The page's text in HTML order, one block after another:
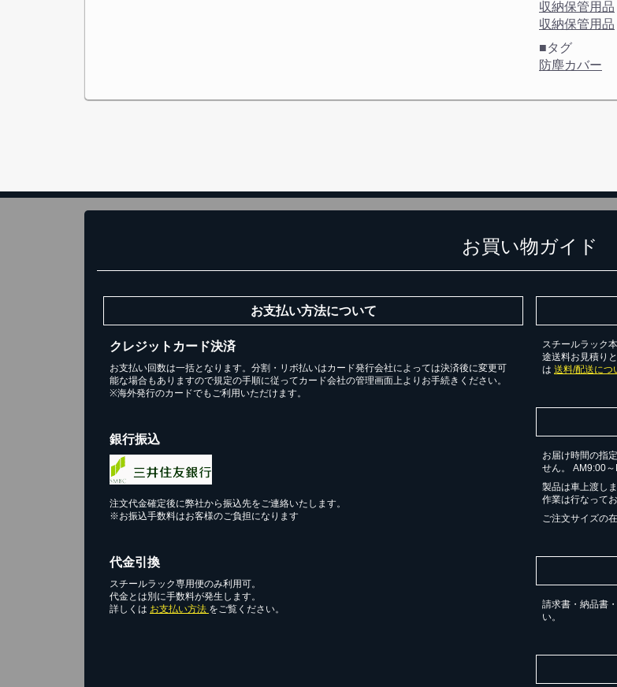
収納保管用品
収納保管用品
■タグ
防塵カバー
お買い物ガイド
お支払い方法について
クレジットカード決済
お支払い回数は一括となります。分割・リボ払いはカード発行会社によっては決済後に変更可
能な場合もありますので規定の手順に従ってカード会社の管理画面上よりお手続きください。
※海外発行のカードでもご利用いただけます。
銀行振込
注文代金確定後に弊社から振込先をご連絡いたします。
※お振込手数料はお客様のご負担になります
代金引換
スチールラック専用便のみ利用可。
代金とは別に手数料が発生します。
詳しくは お支払い方法 をご覧ください。
スチールラック
途送料お見積り
は 送料/配送につ
お届け時間の指
せん。 AM9:00～
製品は車上渡し
作業は行なってお
ご注文サイズの
請求書・納品書
い。
カートに追加しました。
スチールラック3台以上の場合、見積書にてお値引き保
1台でも大量導入でも無料お見積・ご注文を受け付けて